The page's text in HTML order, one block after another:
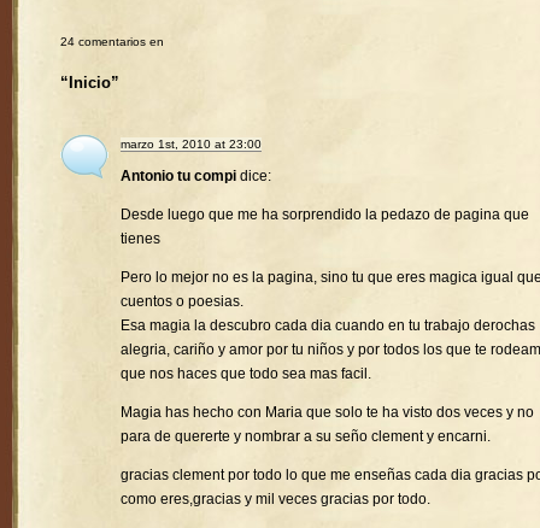
24 comentarios en
“Inicio”
marzo 1st, 2010 at 23:00
Antonio tu compi dice:
Desde luego que me ha sorprendido la pedazo de pagina que
tienes
Pero lo mejor no es la pagina, sino tu que eres magica igual
cuentos o poesias.
Esa magia la descubro cada dia cuando en tu trabajo derochas
alegria, cariño y amor por tu niños y por todos los que te
que nos haces que todo sea mas facil.
Magia has hecho con Maria que solo te ha visto dos veces y no
para de quererte y nombrar a su seño clement y encarni.
gracias clement por todo lo que me enseñas cada dia gracias
como eres,gracias y mil veces gracias por todo.